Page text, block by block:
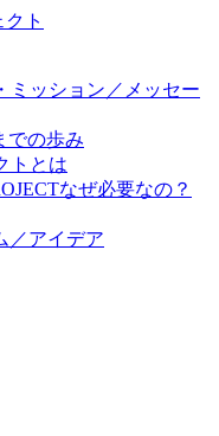
ミッション／メッセー
での歩み
トとは
なぜ必要なの？
／アイデア